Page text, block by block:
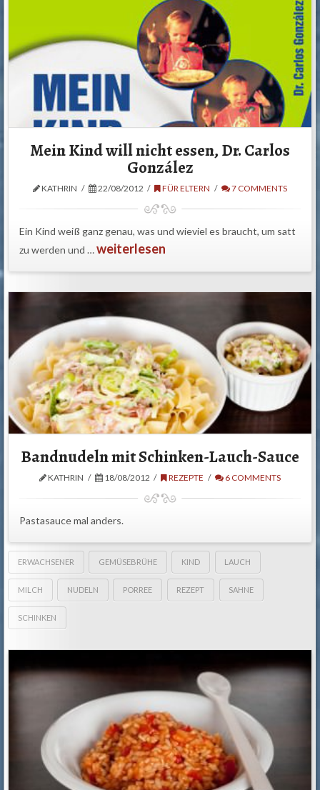
Mein Kind will nicht essen, Dr. Carlos
González
KATHRIN 22/08/2012 FÜR ELTERN 7 COMMENTS
Ein Kind weiß ganz genau, was und wieviel es braucht, um satt
zu werden und …weiterlesen
Bandnudeln mit Schinken-Lauch-Sauce
KATHRIN 18/08/2012 REZEPTE 6 COMMENTS
Pastasauce mal anders.
ERWACHSENER GEMÜSEBRÜHE KIND LAUCH
MILCH NUDELN PORREE REZEPT SAHNE
SCHINKEN